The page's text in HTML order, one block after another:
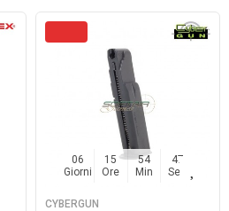
06
Giorni
15
Ore
54
Min
46
Sec
CYBERGUN